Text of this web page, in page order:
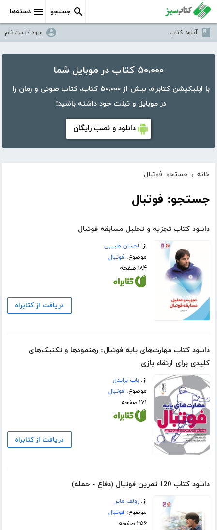
دسته‌ها جستجو
آپلود کتاب ورود / ثبت نام
۵۰،۰۰۰ کتاب در موبایل شما
با اپلیکیشن کتابراه، بیش از ۵۰،۰۰۰ کتاب، کتاب صوتی و رمان را
در موبایل و تبلت خود داشته باشید!
دانلود و نصب رایگان
خانه › جستجو: فوتبال
جستجو: فوتبال
دانلود کتاب تجزیه و تحلیل مسابقه فوتبال
از: احسان طبیبی
موضوع:فوتبال
۱۸۴ صفحه
دریافت از کتابراه
دانلود کتاب مهارت‌های پایه فوتبال: رهنمودها و تکنیک‌های
کلیدی برای ارتقاء بازی
از:باب برایدل
موضوع:فوتبال
۱۷۱ صفحه
دریافت از کتابراه
دانلود کتاب 120 تمرین فوتبال (دفاع - حمله)
از:رولف مایر
موضوع:فوتبال
۲۵۶ صفحه